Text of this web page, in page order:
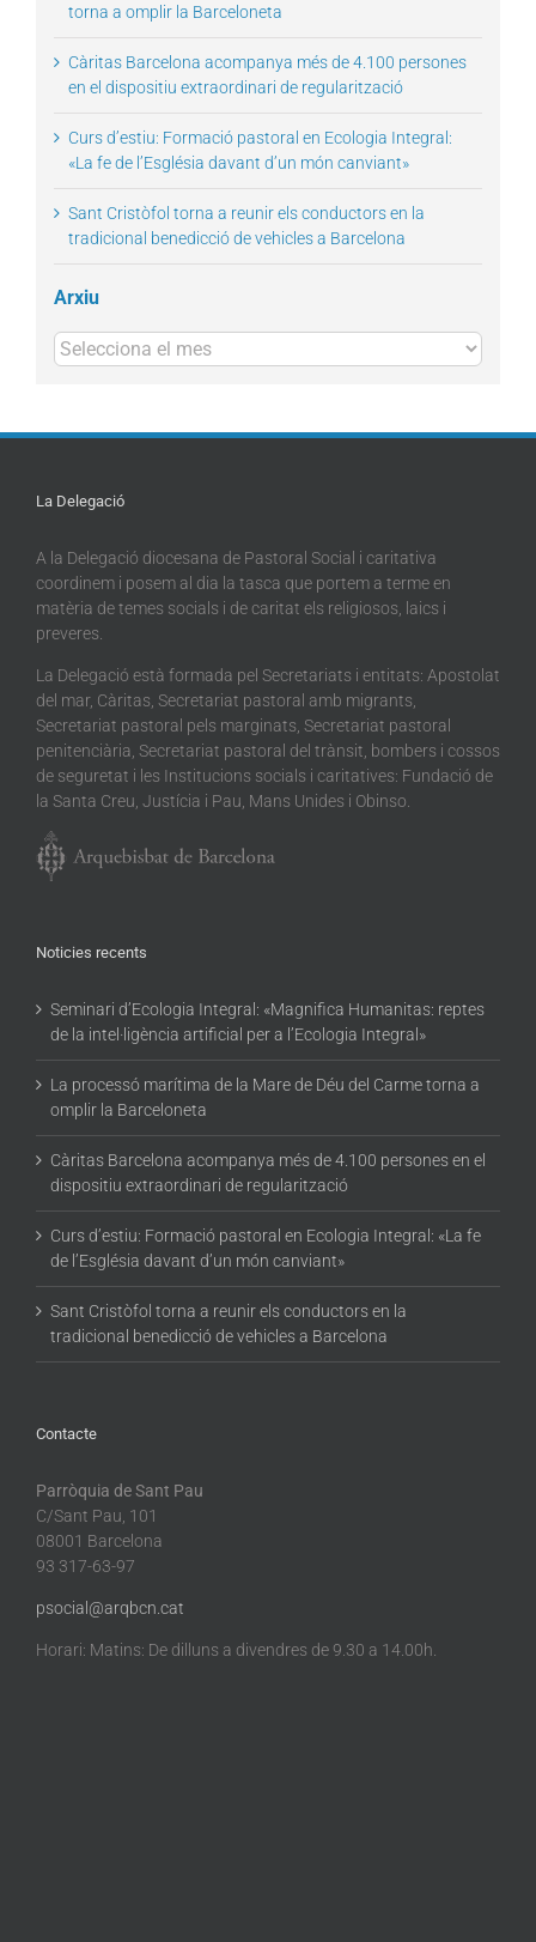
torna a omplir la Barceloneta
Càritas Barcelona acompanya més de 4.100 persones
en el dispositiu extraordinari de regularització
Curs d’estiu: Formació pastoral en Ecologia Integral:
«La fe de l’Església davant d’un món canviant»
Sant Cristòfol torna a reunir els conductors en la
tradicional benedicció de vehicles a Barcelona
Arxiu
Arxius
La Delegació
A la Delegació diocesana de Pastoral Social i caritativa
coordinem i posem al dia la tasca que portem a terme en
matèria de temes socials i de caritat els religiosos, laics i
preveres.
La Delegació està formada pel Secretariats i entitats: Apostolat
del mar, Càritas, Secretariat pastoral amb migrants,
Secretariat pastoral pels marginats, Secretariat pastoral
penitenciària, Secretariat pastoral del trànsit, bombers i cossos
de seguretat i les Institucions socials i caritatives: Fundació de
la Santa Creu, Justícia i Pau, Mans Unides i Obinso.
Noticies recents
Seminari d’Ecologia Integral: «Magnifica Humanitas: reptes
de la intel·ligència artificial per a l’Ecologia Integral»
La processó marítima de la Mare de Déu del Carme torna a
omplir la Barceloneta
Càritas Barcelona acompanya més de 4.100 persones en el
dispositiu extraordinari de regularització
Curs d’estiu: Formació pastoral en Ecologia Integral: «La fe
de l’Església davant d’un món canviant»
Sant Cristòfol torna a reunir els conductors en la
tradicional benedicció de vehicles a Barcelona
Contacte
Parròquia de Sant Pau
C/Sant Pau, 101
08001 Barcelona
93 317-63-97
psocial@arqbcn.cat
Horari: Matins: De dilluns a divendres de 9.30 a 14.00h.